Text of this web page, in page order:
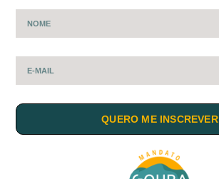
QUERO ME INSCREVER